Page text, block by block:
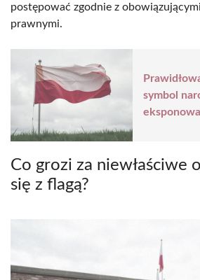
postępować zgodnie z
prawnymi.
symbol
Co grozi za niewłaściwe
się z flagą?